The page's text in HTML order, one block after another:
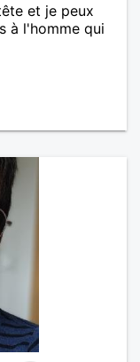
et je peux
à l'homme qui